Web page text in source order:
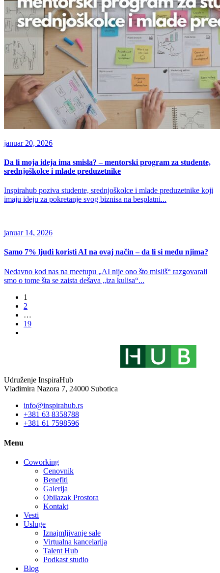
januar 20, 2026
Da li moja ideja ima smisla? – mentorski program za studente,
srednjoškolce i mlade preduzetnike
Inspirahub poziva studente, srednjoškolce i mlade preduzetnike koji
imaju ideju za pokretanje svog biznisa na besplatni...
januar 14, 2026
Samo 7% ljudi koristi AI na ovaj način – da li si među njima?
Nedavno kod nas na meetupu „AI nije ono što misliš“ razgovarali
smo o tome šta se zaista dešava „iza kulisa“...
1
2
…
19
Udruženje InspiraHub
Vladimira Nazora 7, 24000 Subotica
info@inspirahub.rs
+381 63 8358788
+381 61 7598596
Menu
Coworking
Cenovnik
Benefiti
Galerija
Obilazak Prostora
Kontakt
Vesti
Usluge
Iznajmljivanje sale
Virtualna kancelarija
Talent Hub
Podkast studio
Blog